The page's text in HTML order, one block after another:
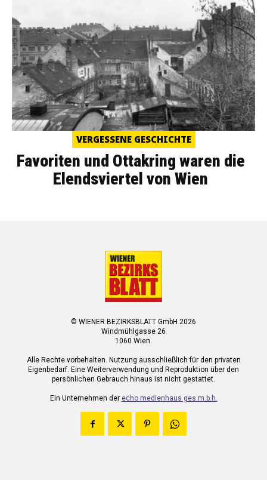
VERGESSENE GESCHICHTE
Favoriten und Ottakring waren die
Elendsviertel von Wien
© WIENER BEZIRKSBLATT GmbH 2026
Windmühlgasse 26
1060 Wien.
Alle Rechte vorbehalten. Nutzung ausschließlich für den privaten
Eigenbedarf. Eine Weiterverwendung und Reproduktion über den
persönlichen Gebrauch hinaus ist nicht gestattet.
Ein Unternehmen der echo medienhaus ges.m.b.h.